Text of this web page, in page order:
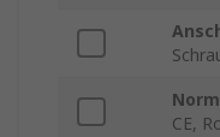
CE,